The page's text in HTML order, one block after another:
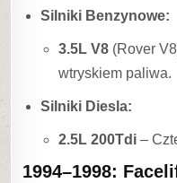
Silniki Benzynowe:
3.5L V8 (Rover
wtryskiem paliwa.
Silniki Diesla:
2.5L 200Tdi –
1994–1998: